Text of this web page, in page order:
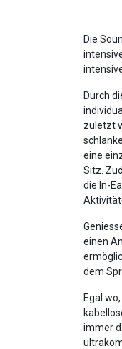
Die
Durch
zuletzt
eine
Sitz.
die In-
einen
dem
Egal
immer